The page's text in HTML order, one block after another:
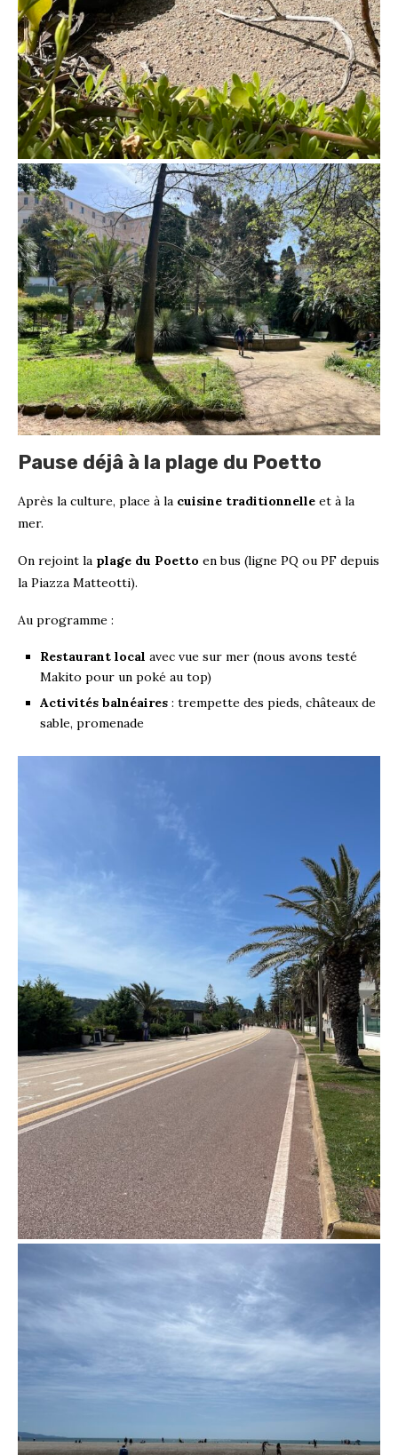
Pause déjâ à la plage du Poetto
Après la culture, place à la cuisine traditionnelle et à la
mer.
On rejoint la plage du Poetto en bus (ligne PQ ou PF depuis
la Piazza Matteotti).
Au programme :
Restaurant local avec vue sur mer (nous avons testé
Makito pour un poké au top)
Activités balnéaires : trempette des pieds, châteaux de
sable, promenade